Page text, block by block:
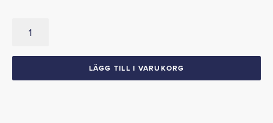
1954-
LÄGG TILL I VARUKORG